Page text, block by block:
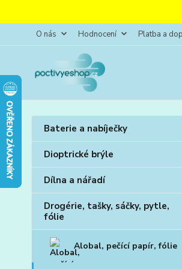
O nás Hodnocení Platba a
Baterie a nabíječky
Dioptrické brýle
Dílna a nářadí
Drogérie, tašky, sáčky, pytle,
fólie
Alobal, pečící papír, fólie